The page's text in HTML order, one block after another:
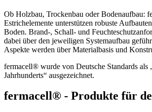
Ob Holzbau, Trockenbau oder Bodenaufbau:
Estrichelemente unterstützen robuste
Boden. Brand-, Schall- und
dabei über den jeweiligen Systemaufbau
Aspekte werden über Materialbasis und
fermacell® wurde von Deutsche Standards als
Jahrhunderts“ ausgezeichnet.
fermacell® - Produkte für